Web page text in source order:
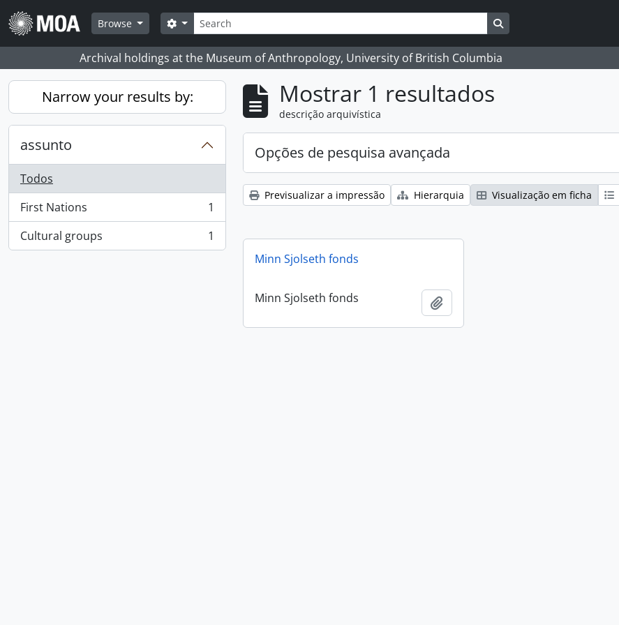
Skip to main content
Browse
Pesquisar
Search options Search in browse page
Archival holdings at the Museum of Anthropology, University of British Columbia
Narrow your results by:
assunto
Todos
First Nations
, 1 resultados
1
Cultural groups
, 1 resultados 1
Mostrar 1 resultados
descrição arquivística
Opções de pesquisa avançada
Previsualizar a impressão Hierarquia Visualização em ficha
Minn Sjolseth fonds
Minn Sjolseth fonds